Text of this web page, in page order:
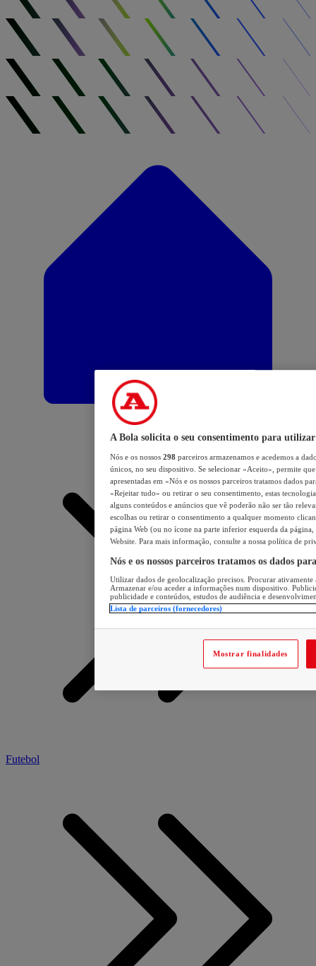
Futebol
A Bola solicita o seu consentimento para utilizar
Nós e os nossos 298 parceiros armazenamos e acedemos a
únicos, no seu dispositivo. Se selecionar «Aceito», permite
apresentadas em «Nós e os nossos parceiros tratamos dados
«Rejeitar tudo» ou retirar o seu consentimento, estas
alguns conteúdos e anúncios que vê poderão não ser tão
escolhas ou retirar o consentimento a qualquer momento
página Web (ou no ícone na parte inferior esquerda da página,
Website. Para mais informação, consulte a nossa política de
Nós e os nossos parceiros tratamos os dados
Utilizar dados de geolocalização precisos. Procurar
Armazenar e/ou aceder a informações num dispositivo.
publicidade e conteúdos, estudos de audiência e
Lista de parceiros (fornecedores)
Mostrar finalidades